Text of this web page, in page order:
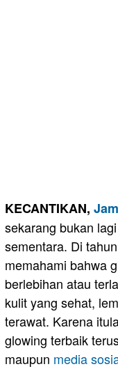
KECANTIKAN,
sekarang bukan
sementara. Di
memahami bahwa
berlebihan atau
kulit yang sehat,
terawat. Karena
glowing terbaik
maupun media